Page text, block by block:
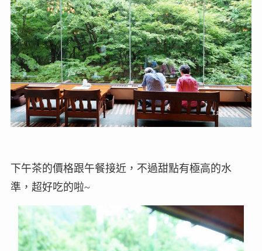
下午茶的價格跟午餐接近，不過甜點有極高的水
準，超好吃的啦~